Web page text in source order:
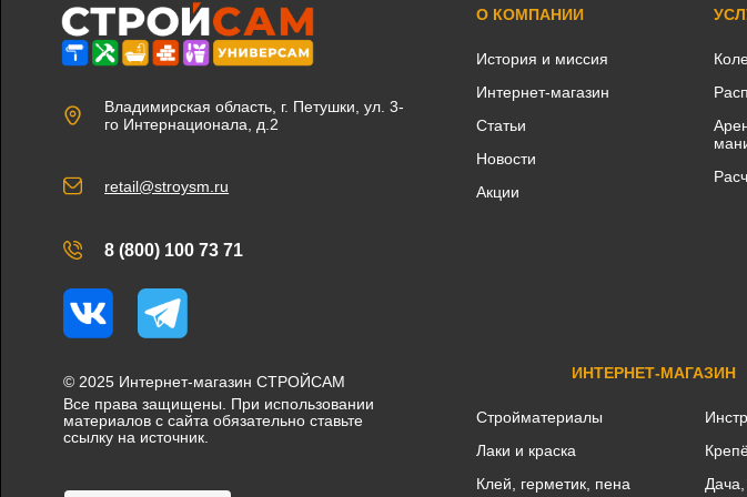
Владимирская область, г. Петушки, ул. 3-
го Интернационала, д.2
retail@stroysm.ru
8 (800) 100 73 71
Вконтакте
Telegram
© 2025 Интернет-магазин СТРОЙСАМ
Все права защищены. При использовании
материалов с сайта обязательно ставьте
ссылку на источник.
О КОМПАНИИ
История и миссия
Интернет-магазин
Статьи
Новости
Акции
ИНТЕРНЕТ-МАГАЗИН
Стройматериалы
Лаки и краска
Клей, герметик, пена